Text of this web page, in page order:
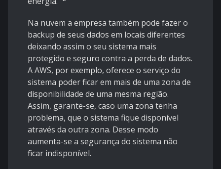
Na nuvem a empresa também pode fazer o
backup de seus dados em locais diferentes
deixando assim o seu sistema mais
protegido e seguro contra a perda de dados.
A AWS, por exemplo, oferece o serviço do
sistema poder ficar em mais de uma zona de
disponibilidade de uma mesma região.
Assim, garante-se, caso uma zona tenha
problema, que o sistema fique disponível
através da outra zona. Desse modo
aumenta-se a segurança do sistema não
ficar indisponível.